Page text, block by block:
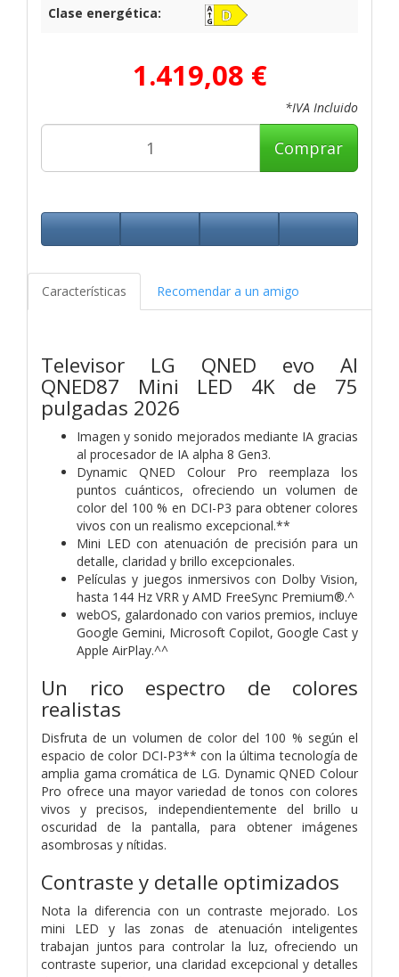
Clase energética:
1.419,08 €
*IVA Incluido
Comprar
Características Recomendar a un amigo
Televisor LG QNED evo AI
QNED87 Mini LED 4K de 75
pulgadas 2026
Imagen y sonido mejorados mediante IA gracias
al procesador de IA alpha 8 Gen3.
Dynamic QNED Colour Pro reemplaza los
puntos cuánticos, ofreciendo un volumen de
color del 100 % en DCI-P3 para obtener colores
vivos con un realismo excepcional.**
Mini LED con atenuación de precisión para un
detalle, claridad y brillo excepcionales.
Películas y juegos inmersivos con Dolby Vision,
hasta 144 Hz VRR y AMD FreeSync Premium®.^
webOS, galardonado con varios premios, incluye
Google Gemini, Microsoft Copilot, Google Cast y
Apple AirPlay.^^
Un rico espectro de colores
realistas
Disfruta de un volumen de color del 100 % según el
espacio de color DCI-P3** con la última tecnología de
amplia gama cromática de LG. Dynamic QNED Colour
Pro ofrece una mayor variedad de tonos con colores
vivos y precisos, independientemente del brillo u
oscuridad de la pantalla, para obtener imágenes
asombrosas y nítidas.
Contraste y detalle optimizados
Nota la diferencia con un contraste mejorado. Los
mini LED y las zonas de atenuación inteligentes
trabajan juntos para controlar la luz, ofreciendo un
contraste superior, una claridad excepcional y detalles